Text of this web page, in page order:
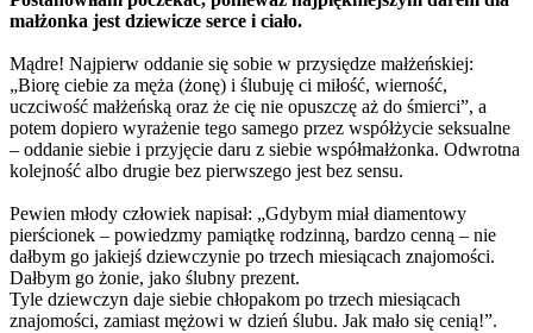
małżonka jest dziewicze serce i ciało.
Mądre! Najpierw oddanie się sobie w przysiędze małżeńskiej:
„Biorę ciebie za męża (żonę) i ślubuję ci miłość, wierność,
uczciwość małżeńską oraz że cię nie opuszczę aż do śmierci”, a
potem dopiero wyrażenie tego samego przez współżycie seksualne
– oddanie siebie i przyjęcie daru z siebie współmałżonka. Odwrotna
kolejność albo drugie bez pierwszego jest bez sensu.
Pewien młody człowiek napisał: „Gdybym miał diamentowy
pierścionek – powiedzmy pamiątkę rodzinną, bardzo cenną – nie
dałbym go jakiejś dziewczynie po trzech miesiącach znajomości.
Dałbym go żonie, jako ślubny prezent.
Tyle dziewczyn daje siebie chłopakom po trzech miesiącach
znajomości, zamiast mężowi w dzień ślubu. Jak mało się cenią!”.